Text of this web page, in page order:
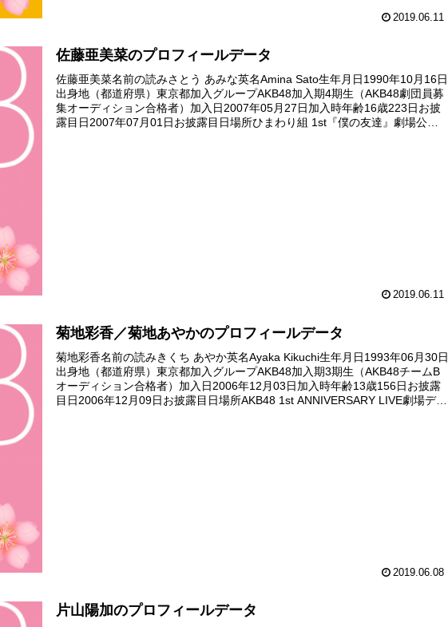
2019.06.11
佐藤亜美菜のプロフィールデータ
佐藤亜美菜名前の読みさとう あみな英名Amina Sato生年月日1990年10月16日
出身地（都道府県）東京都加入グループAKB48加入期4期生（AKB48劇団員募
集オーディション合格者）加入日2007年05月27日加入時年齢16歳223日お披
露目日2007年07月01日お披露目日場所ひまわり組 1st『僕の友達』劇場公演
2019.06.11
菊地彩香／菊地あやかのプロフィールデータ
菊地彩香名前の読みきくち あやか英名Ayaka Kikuchi生年月日1993年06月30日
出身地（都道府県）東京都加入グループAKB48加入期3期生（AKB48チームB
オーディション合格者）加入日2006年12月03日加入時年齢13歳156日お披露
目日2006年12月09日お披露目日場所AKB48 1st ANNIVERSARY LIVE劇場デビ
2019.06.08
片山陽加のプロフィールデータ